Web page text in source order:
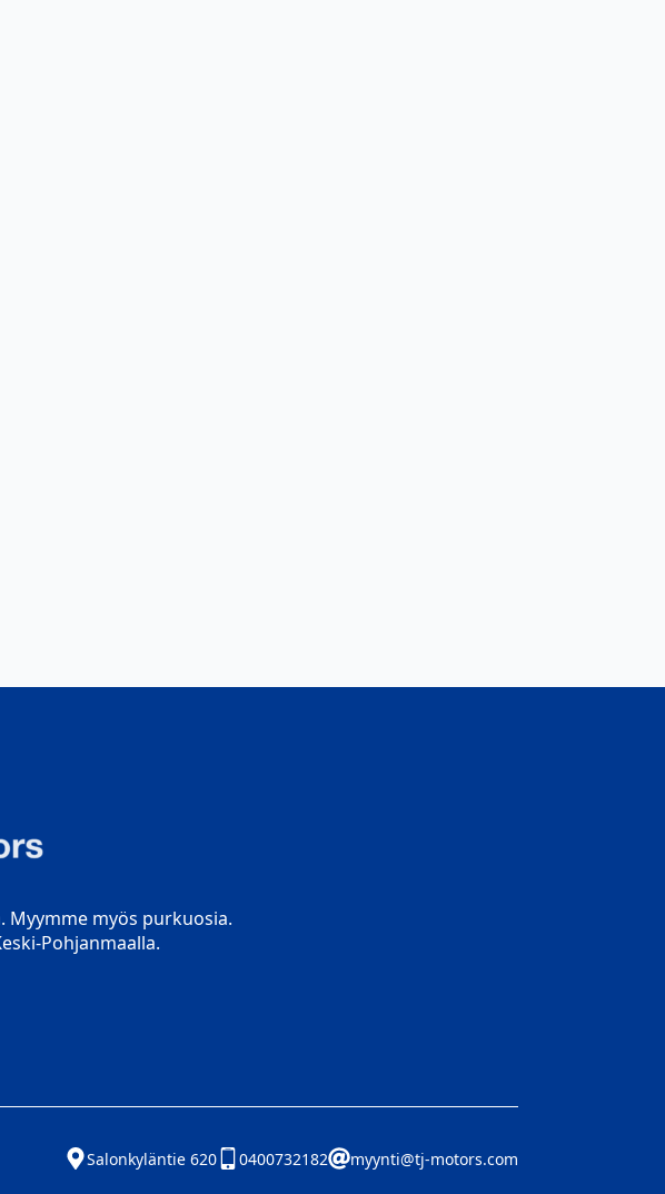
myös purkuosia.
Pohjanmaalla.
Salonkyläntie 620 0400732182 myynti@tj-motors.com